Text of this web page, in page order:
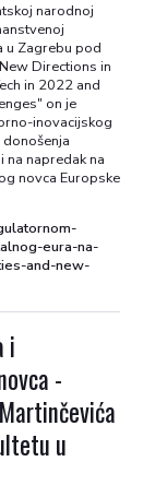
narodnoj
u Zagrebu pod
Directions in
in 2022 and
on je
inovacijskog
na napredak na
novca Europske
eura-na-
and-new-
i
-
u